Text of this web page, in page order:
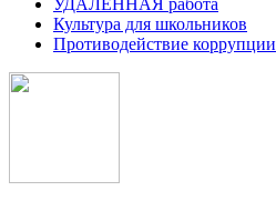
Культура для школьников
Противодействие коррупции